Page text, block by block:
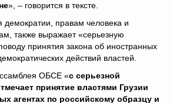
», – говорится в тексте.
демократии, правам человека и
также выражает «серьезную
принятия закона об иностранных
действий властей.
ОБСЕ «с серьезной
принятие властями Грузии
агентах по российскому образцу и